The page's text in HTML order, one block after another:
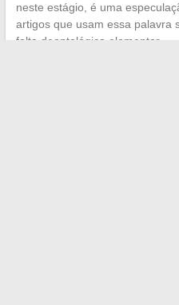
neste estágio, é uma
artigos que usam essa palavra
falta deontológica elementar.